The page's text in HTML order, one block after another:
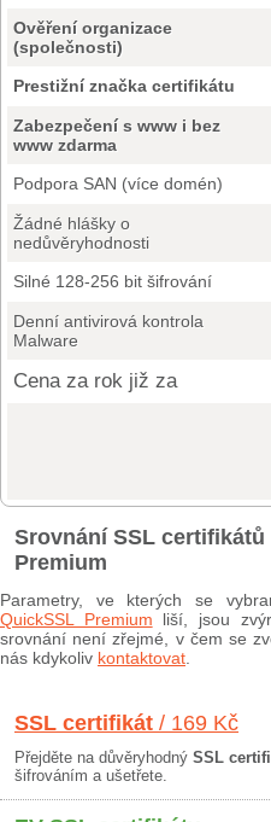
Ověření organizace
(společnosti)
Prestižní značka certifikátu
Zabezpečení s www i bez
www zdarma
Podpora SAN (více domén)
Žádné hlášky o
nedůvěryhodnosti
Silné 128-256 bit šifrování
Denní antivirová kontrola
Malware
Cena za rok již za
Srovnání SSL certifikátů
Premium
Parametry, ve kterých se
QuickSSL Premium liší, jsou
srovnání není zřejmé, v čem se
nás kdykoliv kontaktovat
SSL certifikát / 169 Kč
Přejděte na důvěryhodný SSL
šifrováním a ušetřete.